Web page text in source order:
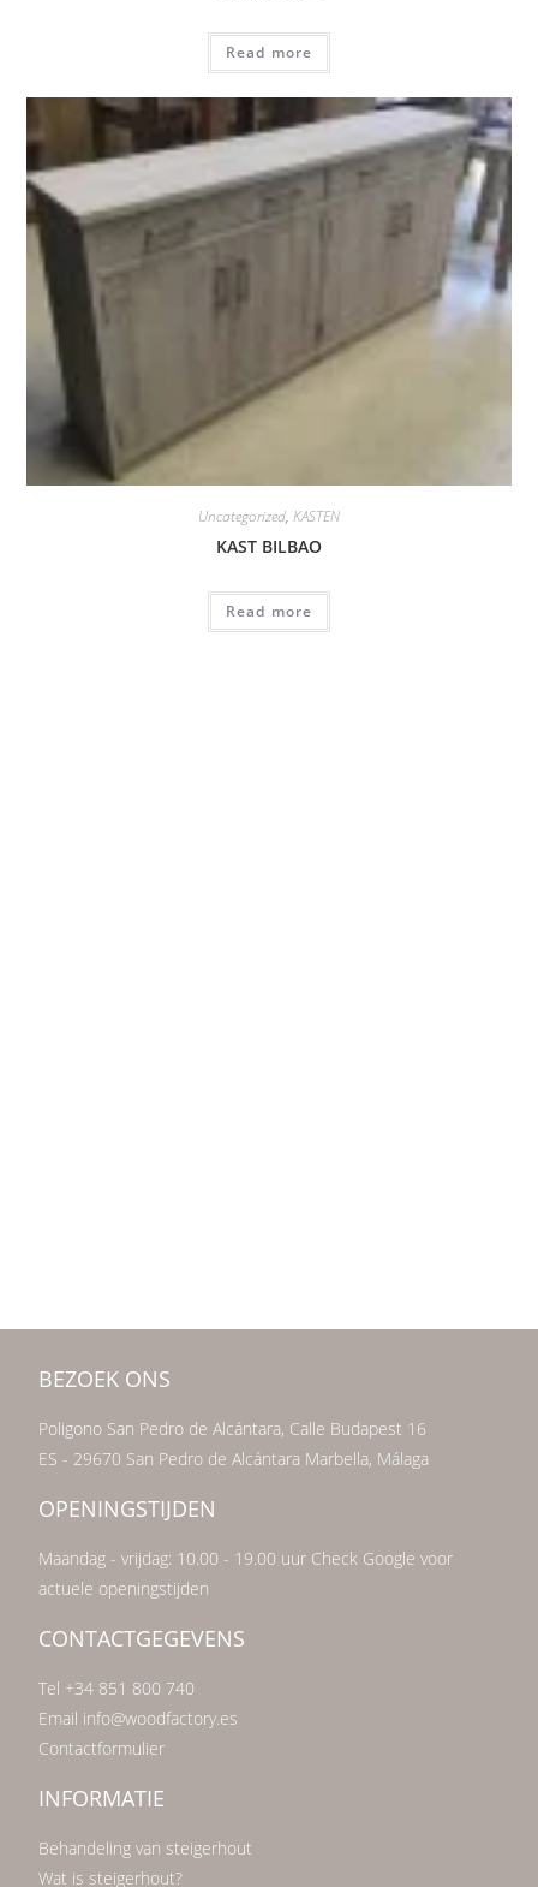
Read more
Uncategorized, KASTEN
KAST BILBAO
Read more
BEZOEK ONS
Poligono San Pedro de Alcántara, Calle Budapest 16
ES - 29670 San Pedro de Alcántara Marbella, Málaga
OPENINGSTIJDEN
Maandag - vrijdag: 10.00 - 19.00 uur Check Google voor
actuele openingstijden
CONTACTGEGEVENS
Tel +34 851 800 740
Email info@woodfactory.es
Contactformulier
INFORMATIE
Behandeling van steigerhout
Wat is steigerhout?